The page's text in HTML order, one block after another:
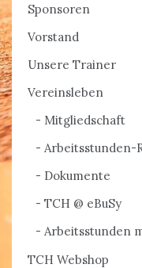
Sponsoren
Vorstand
Unsere Trainer
Vereinsleben
Mitgliedschaft
Arbeitsstunden-
Dokumente
TCH @ eBuSy
Arbeitsstunden
TCH Webshop